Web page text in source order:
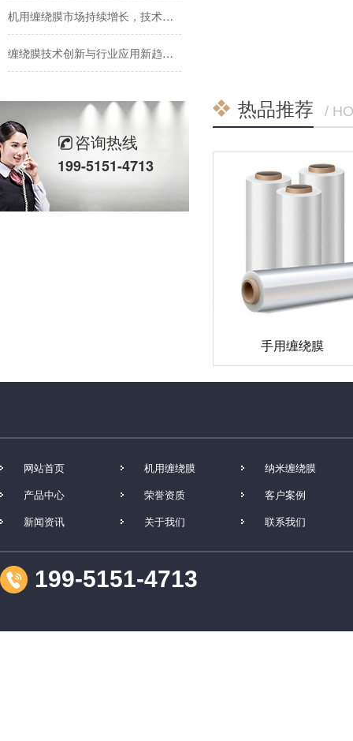
热品推荐 /
手用缠绕膜
缠绕膜行业迎来新变革：高性价比与可持续解决方案受追捧
咨询热线
199-5151-4713
网站首页 机用缠绕膜
纳米缠绕膜
产品中心
荣誉资质
客户案例
新闻资讯
关于我们 联系我们
199-5151-4713